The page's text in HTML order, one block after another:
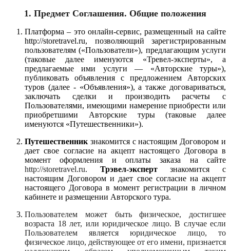
1. Предмет Соглашения. Общие положения
Платформа – это онлайн-сервис, размещенный на сайте
http://storetravel.ru, позволяющий зарегистрированным
пользователям («Пользователи»), предлагающим услуги
(таковые далее именуются «Тревел-эксперты», а
предлагаемые ими услуги — «Авторские туры»),
публиковать объявления с предложением Авторских
туров (далее - «Объявления»), а также договариваться,
заключать сделки и производить расчеты с
Пользователями, имеющими намерение приобрести или
приобретшими Авторские туры (таковые далее
именуются «Путешественники»).
Путешественник знакомится с настоящим Договором и
дает свое согласие на акцепт настоящего Договора в
момент оформления и оплаты заказа на сайте
http://storetravel.ru. Трэвел-экспертзнакомится с
настоящим Договором и дает свое согласие на акцепт
настоящего Договора в момент регистрации в личном
кабинете и размещении Авторского тура.
Пользователем может быть физическое, достигшее
возраста 18 лет, или юридическое лицо. В случае если
Пользователем является юридическое лицо, то
физическое лицо, действующее от его имени, признается